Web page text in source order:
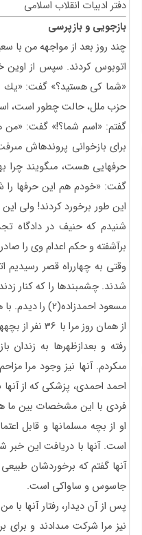
دفتر ادبيات انقلاب اسلامى
بازجويى و بازپرسى
چند روز بعد از مواجهه من با
اتوبوس كردند. سپس از اوين
«شما كى هستيد؟» گفت: «يك
حزب ملل، حالت چطور است،
براى بازخوانى پرونده‏اش
حرفهايى هست، مى‏گويند چرا
گفت: «خودم هم اين حرفها را
اين طور برخورد كردند! ولى
شنيدم كه حنيف در دادگاه
برآشفته و حكم اعدام وى را
وقتى به چهارراه قصر
شدند. چشمبندها را كه كنار
مسعود احمدزاده(2) را ديدم. با هم احوالپرسى كرده و بعد براى بازخوانى پرونده و تعيين وكيل رفتم.
از همان روز
رفته و بعدازظهرها به زندان
مى‏كردم. آنها نيز وجود مرا
احمد احمدى، پزشكى كه از آنها
فردى با اين مشخصات بين ما
او از بچه مسلمانها و قابل
است. آنها با دريافت اين
آنها گفتم كه برخوردشان
جاسوس و ساواكى است.
پس از آن ديدار، رفتار آنها
نيز مرا شركت مى‏دادند و